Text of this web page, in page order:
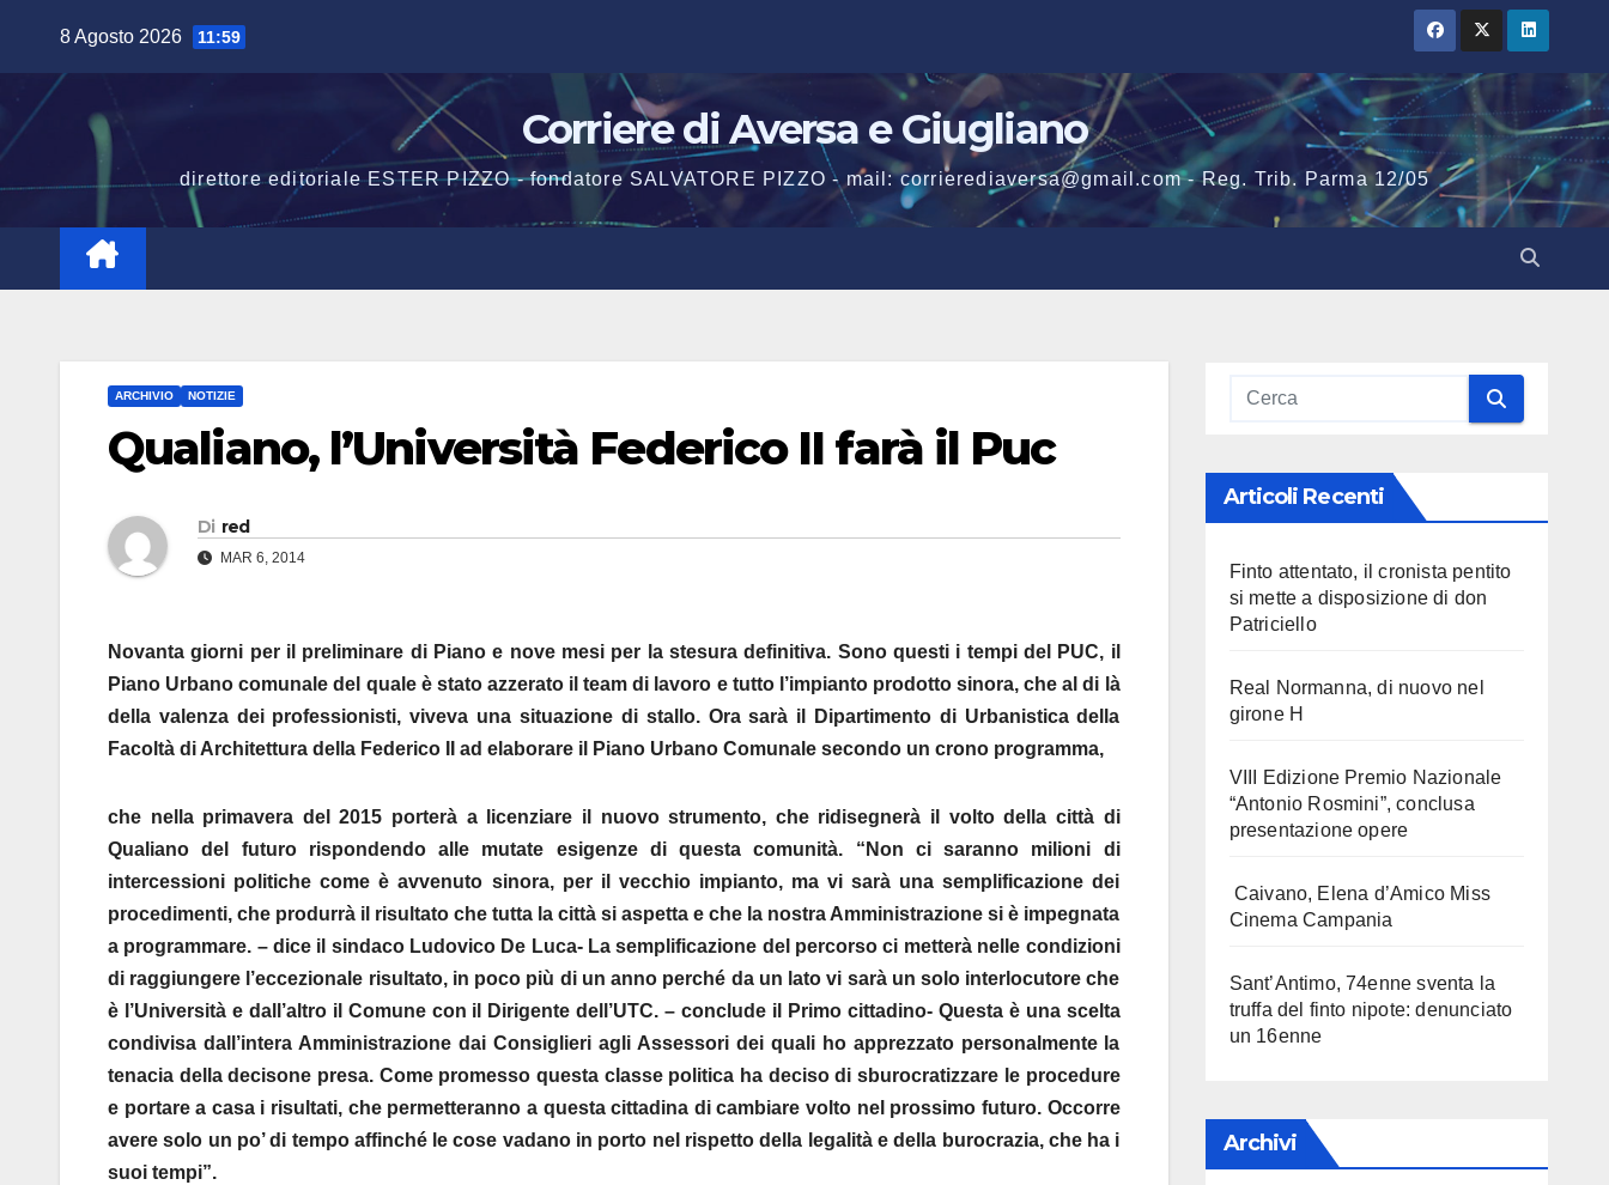
contenuto
8 Agosto 2026 11:59
Corriere di Aversa e Giugliano
direttore editoriale ESTER PIZZO - fondatore SALVATORE PIZZO - mail: corrierediaversa@gmail.com - Reg. Trib. Parma 12/05
ARCHIVIO NOTIZIE
Qualiano, l’Università Federico II farà il Puc
Di red
MAR 6, 2014
Novanta giorni per il preliminare di Piano e nove mesi per la stesura definitiva. Sono questi i tempi del PUC, il
Piano Urbano comunale del quale è stato azzerato il team di lavoro e tutto l’impianto prodotto sinora, che al di là
della valenza dei professionisti, viveva una situazione di stallo. Ora sarà il Dipartimento di Urbanistica della
Facoltà di Architettura della Federico II ad elaborare il Piano Urbano Comunale secondo un crono programma,
che nella primavera del 2015 porterà a licenziare il nuovo strumento, che ridisegnerà il volto della città di
Qualiano del futuro rispondendo alle mutate esigenze di questa comunità. “Non ci saranno milioni di
intercessioni politiche come è avvenuto sinora, per il vecchio impianto, ma vi sarà una semplificazione dei
procedimenti, che produrrà il risultato che tutta la città si aspetta e che la nostra Amministrazione si è impegnata
a programmare. – dice il sindaco Ludovico De Luca- La semplificazione del percorso ci metterà nelle condizioni
di raggiungere l’eccezionale risultato, in poco più di un anno perché da un lato vi sarà un solo interlocutore che
è l’Università e dall’altro il Comune con il Dirigente dell’UTC. – conclude il Primo cittadino- Questa è una scelta
condivisa dall’intera Amministrazione dai Consiglieri agli Assessori dei quali ho apprezzato personalmente la
tenacia della decisone presa. Come promesso questa classe politica ha deciso di sburocratizzare le procedure
e portare a casa i risultati, che permetteranno a questa cittadina di cambiare volto nel prossimo futuro. Occorre
avere solo un po’ di tempo affinché le cose vadano in porto nel rispetto della legalità e della burocrazia, che ha i
suoi tempi”.
Articoli Recenti
Finto attentato, il cronista pentito
si mette a disposizione di don
Patriciello
Real Normanna, di nuovo nel
girone H
VIII Edizione Premio Nazionale
“Antonio Rosmini”, conclusa
presentazione opere
Caivano, Elena d’Amico Miss
Cinema Campania
Sant’Antimo, 74enne sventa la
truffa del finto nipote: denunciato
un 16enne
Archivi